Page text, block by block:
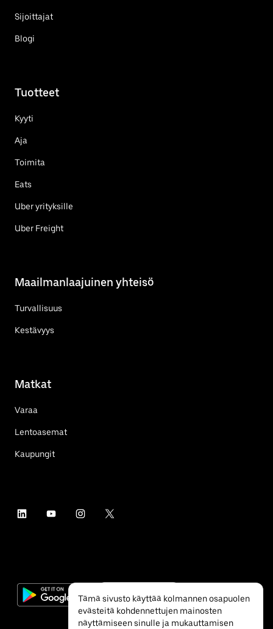
Sijoittajat
Blogi
Tuotteet
Kyyti
Aja
Toimita
Eats
Uber yrityksille
Uber Freight
Maailmanlaajuinen yhteisö
Turvallisuus
Kestävyys
Matkat
Varaa
Lentoasemat
Kaupungit
Tämä sivusto käyttää kolmannen osapuolen
evästeitä kohdennettujen mainosten
näyttämiseen sinulle ja mukauttamisen